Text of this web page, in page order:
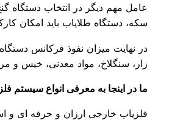
عامل مهم دیگر در انتخاب دستگاه
سکه، دستگاه طلایاب باید امکان
زار، سنگلاخ، مواد معدنی، خیس و
ما در اینجا به معرفی انواع سیستم
فلزیاب خارجی ارزان و حرفه ای و